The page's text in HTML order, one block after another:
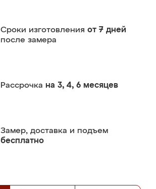
Сроки изготовления от 7 дней
после замера
Рассрочка на 3, 4, 6 месяцев
Замер, доставка и подъем
бесплатно